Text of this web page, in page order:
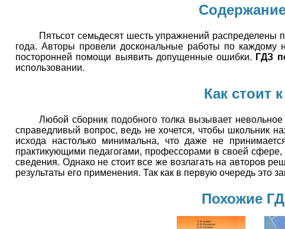
Пятьсот семьдесят шесть упражнений распределены
года. Авторы провели доскональные работы по
посторонней помощи выявить допущенные ошибки. ГДЗ
использовании.
Как стоит
Любой сборник подобного толка вызывает
справедливый вопрос, ведь не хочется, чтобы школьник
исхода настолько минимальна, что даже не
практикующими педагогами, профессорами в своей
сведения. Однако не стоит все же возлагать на авторов
результаты его применения. Так как в первую очередь это
Похожие